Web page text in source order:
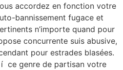
accordez en fonction votre
bannissement fugace et
n’importe quand pour
concurrente suis abusive,
pour estrades blasées.
í ce genre de partisan votre